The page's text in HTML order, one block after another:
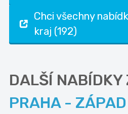
Chci všechny
kraj (192)
DALŠÍ NABÍDKY
PRAHA - ZÁPAD